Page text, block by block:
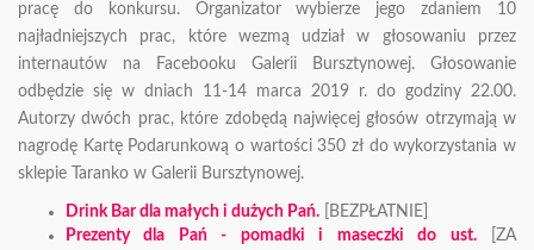
pracę do konkursu. Organizator wybierze jego zdaniem 10
najładniejszych prac, które wezmą udział w głosowaniu przez
internautów na Facebooku Galerii Bursztynowej. Głosowanie
odbędzie się w dniach 11-14 marca 2019 r. do godziny 22.00.
Autorzy dwóch prac, które zdobędą najwięcej głosów otrzymają w
nagrodę Kartę Podarunkową o wartości 350 zł do wykorzystania w
sklepie Taranko w Galerii Bursztynowej.
Drink Bar dla małych i dużych Pań.
[BEZPŁATNIE]
Prezenty dla Pań - pomadki i maseczki do ust.
[ZA